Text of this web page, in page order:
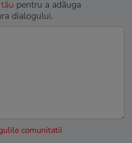
pentru a adăuga
dialogului.
comunitatii